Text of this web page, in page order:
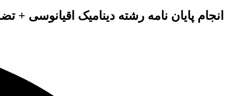
انجام پایان نامه رشته دینامیک اقیانوسی +